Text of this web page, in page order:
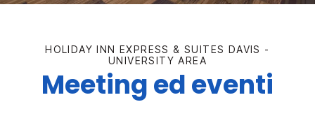
HOLIDAY INN EXPRESS & SUITES DAVIS -
UNIVERSITY AREA
Meeting ed eventi